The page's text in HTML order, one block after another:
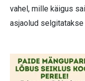
vahel, mille käigus
asjaolud